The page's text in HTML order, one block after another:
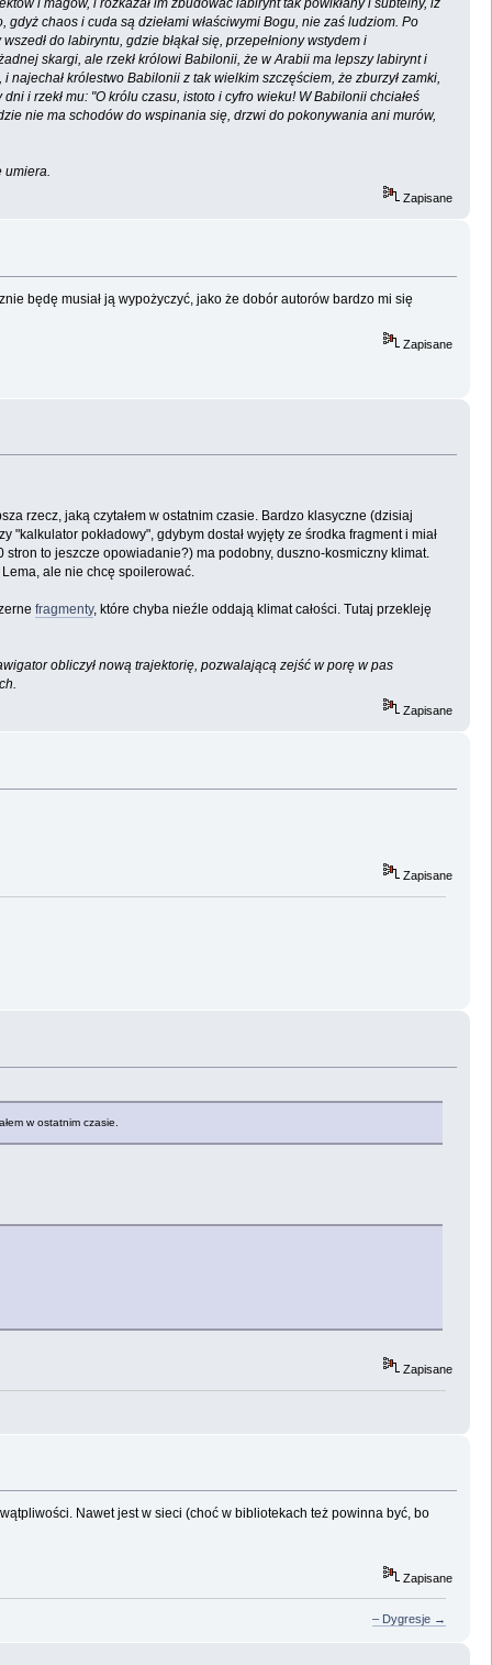
i magów, i rozkazał im zbudować labirynt tak powikłany i subtelny, iż
chaos i cuda są dziełami właściwymi Bogu, nie zaś ludziom. Po
do labiryntu, gdzie błąkał się, przepełniony wstydem i
skargi, ale rzekł królowi Babilonii, że w Arabii ma lepszy labirynt i
królestwo Babilonii z tak wielkim szczęściem, że zburzył zamki,
i rzekł mu: "O królu czasu, istoto i cyfro wieku! W Babilonii chciałeś
nie ma schodów do wspinania się, drzwi do pokonywania ani murów,
umiera.
Zapisane
będę musiał ją wypożyczyć, jako że dobór autorów bardzo mi się
Zapisane
rzecz, jaką czytałem w ostatnim czasie. Bardzo klasyczne (dzisiaj
pokładowy", gdybym dostał wyjęty ze środka fragment i miał
to jeszcze opowiadanie?) ma podobny, duszno-kosmiczny klimat.
ale nie chcę spoilerować.
fragmenty, które chyba nieźle oddają klimat całości. Tutaj przekleję
obliczył nową trajektorię, pozwalającą zejść w porę w pas
Zapisane
Zapisane
w ostatnim czasie.
Zapisane
Nawet jest w sieci (choć w bibliotekach też powinna być, bo
Zapisane
– Dygresje →